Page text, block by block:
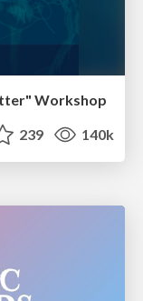
Workshop
239 140k